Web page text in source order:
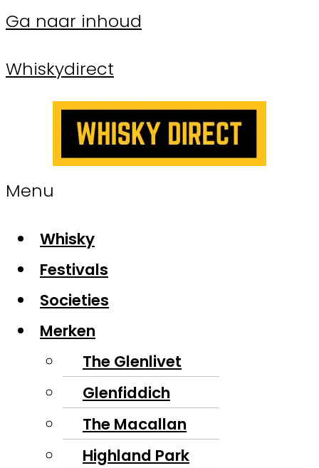
Ga naar inhoud
Whiskydirect
Menu
Whisky
Festivals
Societies
Merken
The Glenlivet
Glenfiddich
The Macallan
Highland Park